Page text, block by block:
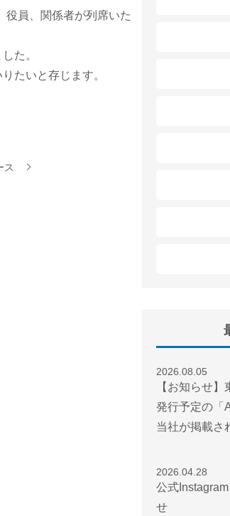
員、関係者が列席いた
た。
たいと存じます。
ス
2026.08.05
【お知らせ】
発行予定の「
当社が掲載さ
2026.04.28
公式
せ